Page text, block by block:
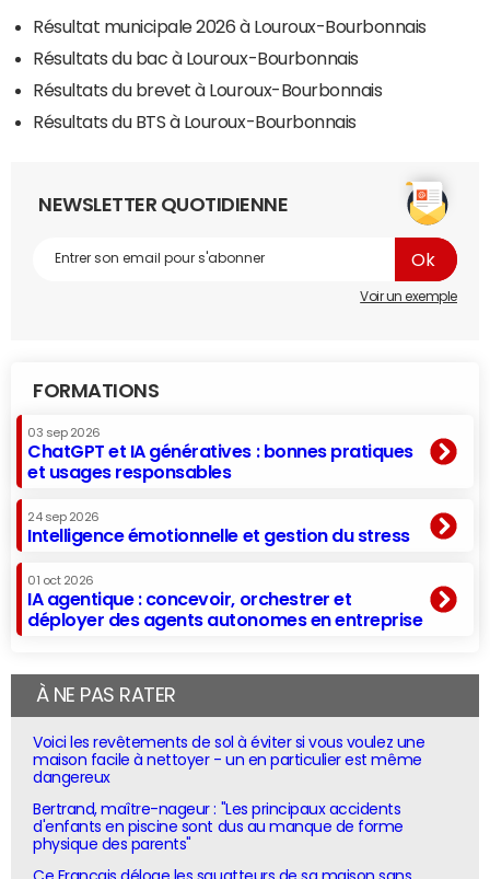
Résultat municipale 2026 à Louroux-Bourbonnais
Résultats du bac à Louroux-Bourbonnais
Résultats du brevet à Louroux-Bourbonnais
Résultats du BTS à Louroux-Bourbonnais
NEWSLETTER QUOTIDIENNE
Voir un exemple
FORMATIONS
03 sep 2026
ChatGPT et IA génératives : bonnes pratiques
et usages responsables
24 sep 2026
Intelligence émotionnelle et gestion du stress
01 oct 2026
IA agentique : concevoir, orchestrer et
déployer des agents autonomes en entreprise
À NE PAS RATER
Voici les revêtements de sol à éviter si vous voulez une
maison facile à nettoyer - un en particulier est même
dangereux
Bertrand, maître-nageur : "Les principaux accidents
d'enfants en piscine sont dus au manque de forme
physique des parents"
Ce Français déloge les squatteurs de sa maison sans